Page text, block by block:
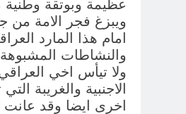
عظيمة وبوتقة وطنية
ويبزغ فجر الامة من
امام هذا المارد
والنشاطات المشبوهة
ولا تيأس اخي
الاجنبية والغريبة
اخرى ايضا وقد عانت